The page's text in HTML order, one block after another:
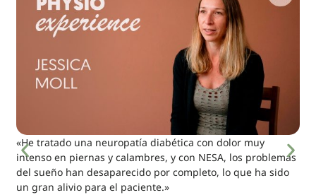
«He tratado una neuropatía diabética con dolor muy
intenso en piernas y calambres, y con NESA, los problemas
del sueño han desaparecido por completo, lo que ha sido
un gran alivio para el paciente.»